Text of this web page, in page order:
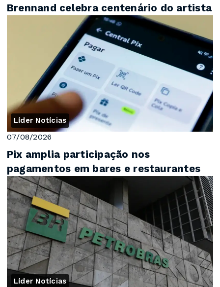
Brennand celebra centenário do artista
Líder Notícias
07/08/2026
Pix amplia participação nos
pagamentos em bares e restaurantes
Líder Notícias